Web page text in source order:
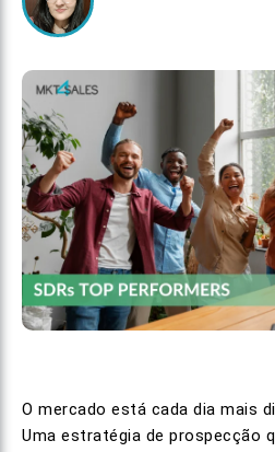
O mercado está cada dia mais
Uma estratégia de prospecção